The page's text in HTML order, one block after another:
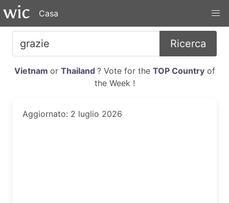
Casa
Ricerca
Vietnam or Thailand ? Vote for the TOP Countryof
the Week !
Aggiornato: 2 luglio 2026